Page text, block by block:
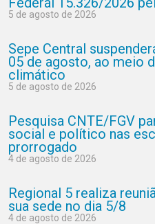
5 de agosto de 2026
Sepe Central
05 de agosto, ao meio
climático
5 de agosto de 2026
Pesquisa CNTE/FGV
social e político nas
prorrogado
4 de agosto de 2026
Regional 5 realiza
sua sede no dia 5/8
4 de agosto de 2026